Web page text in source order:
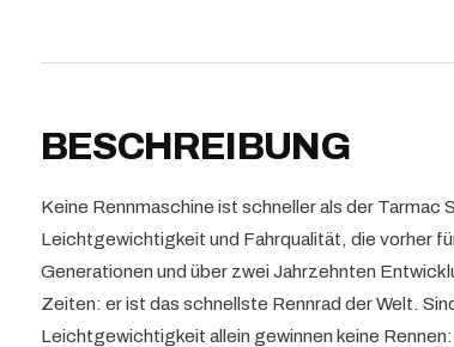
BESCHREIBUNG
Keine Rennmaschine ist schneller als der Tarmac
Leichtgewichtigkeit und Fahrqualität, die vorher
Generationen und über zwei Jahrzehnten
Zeiten: er ist das schnellste Rennrad der Welt.
Leichtgewichtigkeit allein gewinnen keine